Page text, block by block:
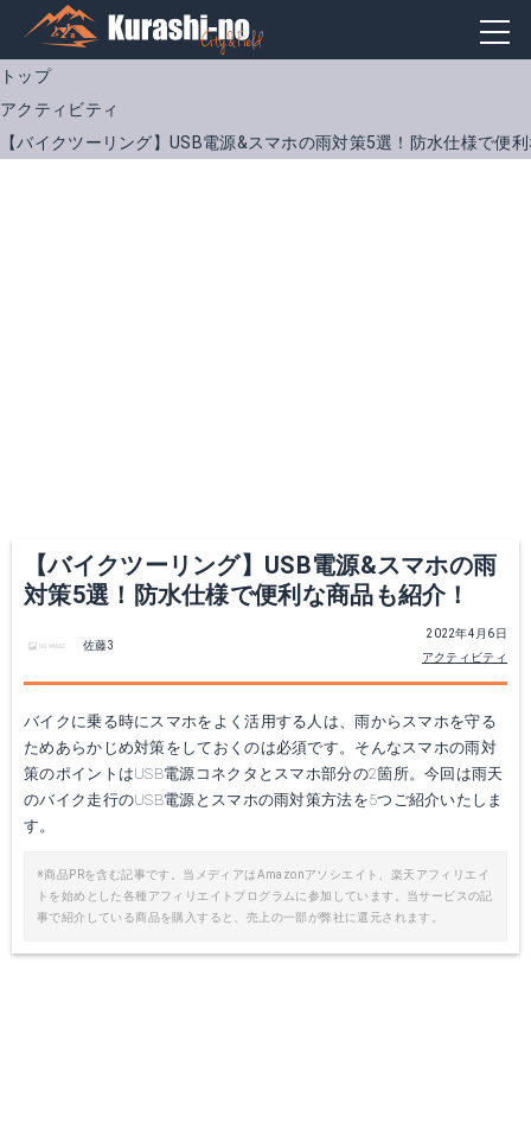
トップ
アクティビティ
【バイクツーリング】USB電源&スマホの雨対策5選！防水仕様で便
【バイクツーリング】USB電源&スマホの雨
対策5選！防水仕様で便利な商品も紹介！
2022年4月6日
アクティビティ
佐藤3
バイクに乗る時にスマホをよく活用する人は、雨からスマホを守る
ためあらかじめ対策をしておくのは必須です。そんなスマホの雨対
策のポイントはUSB電源コネクタとスマホ部分の2箇所。今回は雨天
のバイク走行のUSB電源とスマホの雨対策方法を5つご紹介いたしま
す。
※商品PRを含む記事です。当メディアはAmazonアソシエイト、楽天アフィリエイ
トを始めとした各種アフィリエイトプログラムに参加しています。当サービスの記
事で紹介している商品を購入すると、売上の一部が弊社に還元されます。